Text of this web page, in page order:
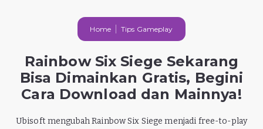
Home Tips Gameplay
Rainbow Six Siege Sekarang
Bisa Dimainkan Gratis, Begini
Cara Download dan Mainnya!
Ubisoft mengubah Rainbow Six Siege menjadi free-to-play